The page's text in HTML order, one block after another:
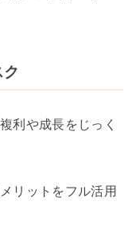
利や成長をじっく
リットをフル活用